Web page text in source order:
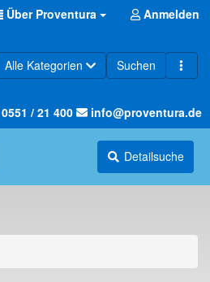
Über Proventura Anmelden
Alle Kategorien Suchen
0551 / 21 400 info@proventura.de
Detailsuche